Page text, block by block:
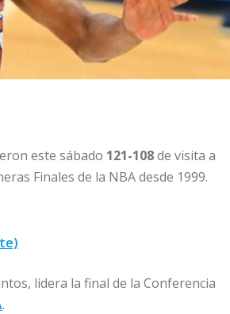
este sábado 121-108de visita a
Finales de la NBA desde 1999.
lidera la final de la Conferencia
.